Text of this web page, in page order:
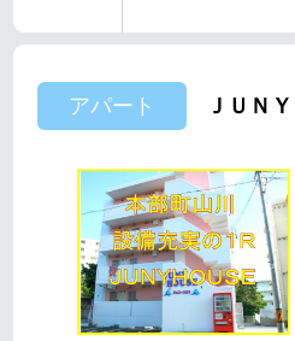
アパート ＪＵＮ